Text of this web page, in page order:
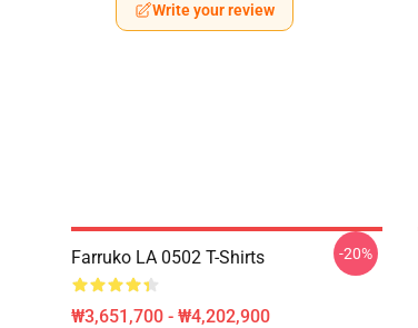
Write your review
Farruko LA 0502 T-Shirts
₩3,651,700 - ₩4,202,900
-20%